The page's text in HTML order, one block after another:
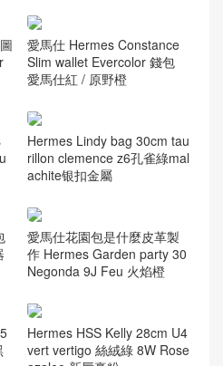
愛馬仕 Hermes Constance
Slim wallet Evercolor 錢包
愛馬仕紅 / 原野橙
Hermes Lindy bag 30cm tau
rillon clemence z6孔雀綠mal
achite银扣金屬
愛馬仕花園包是什麼皮革製
作 Hermes Garden party 30
Negonda 9J Feu 火焰橙
Hermes HSS Kelly 28cm U4
vert vertigo 絲絨綠 8W Rose